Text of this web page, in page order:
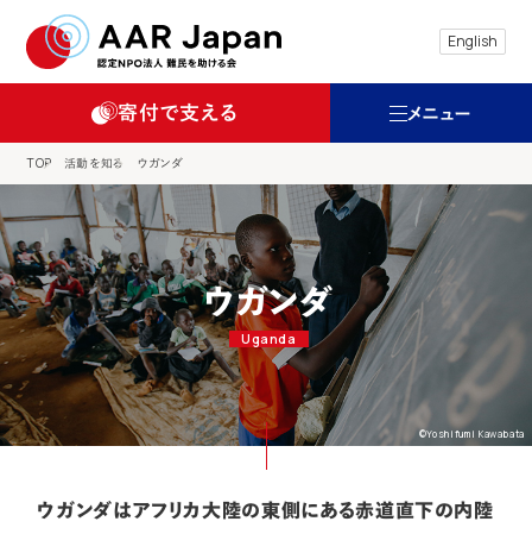
English
寄付で支える メニュー
TOP 活動を知る ウガンダ
ウガンダ
Uganda
©Yoshifumi Kawabata
ウガンダはアフリカ大陸の東側にある赤道直下の内陸